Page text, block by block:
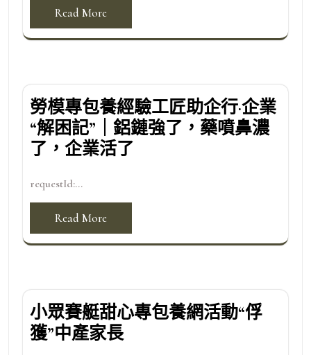
Read More
勞模專包養經驗工匠助企行·企業
“解困記”｜鋁鏈強了，藥噴鼻濃
了，企業活了
requestId:...
Read More
小眾賽艇甜心專包養網活動“俘
獲”中產家長